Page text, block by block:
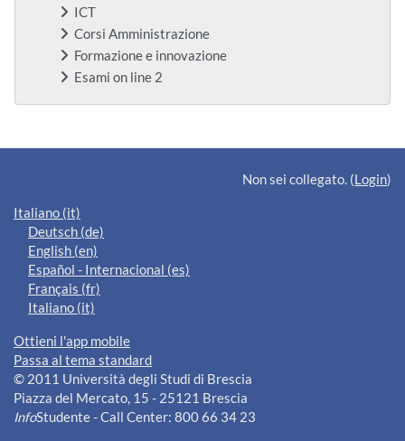
ICT
Corsi Amministrazione
Formazione e innovazione
Esami on line 2
Blocchi supplementari
Non sei collegato. (Login)
Italiano ‎(it)‎
Deutsch ‎(de)‎
English ‎(en)‎
Español - Internacional ‎(es)‎
Français ‎(fr)‎
Italiano ‎(it)‎
Ottieni l'app mobile
Passa al tema standard
© 2011 Università degli Studi di Brescia
Piazza del Mercato, 15 - 25121 Brescia
InfoStudente - Call Center: 800 66 34 23